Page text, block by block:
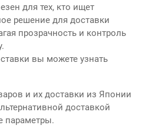
для тех, кто ищет
решение для доставки
прозрачность и контроль
вы можете узнать
и их доставки из Японии
доставкой
параметры.